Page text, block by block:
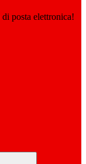
posta elettronica!